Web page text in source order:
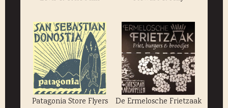
Patagonia Store Flyers De Ermelosche Frietzaak